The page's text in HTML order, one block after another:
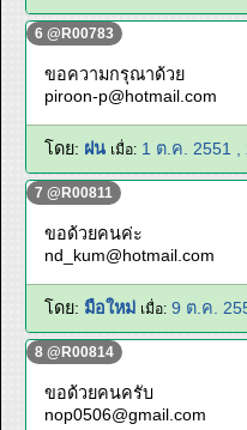
6 @R00783
ขอความกรุณาด้วย
piroon-p@hotmail.com
โดย: ฝน เมื่อ: 1 ต.ค. 2551 ,
7 @R00811
ขอด้วยคนค่ะ
nd_kum@hotmail.com
โดย: มือใหม่ เมื่อ: 9 ต.ค.
8 @R00814
ขอด้วยคนครับ
nop0506@gmail.com